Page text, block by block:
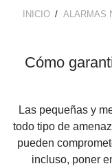
ALARMA ANTI
SENSORES Y
GARANTÍA
BREADCRUMB
INICIO ALARMAS
Cómo
Las pequeñas y
todo tipo de
pueden
incluso, poner